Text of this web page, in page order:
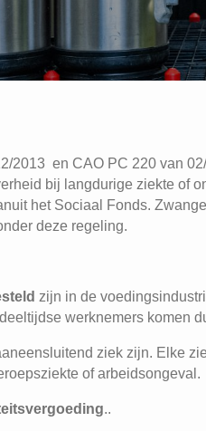
2013 en CAO PC 220 van
bij langdurige ziekte of
het Sociaal Fonds.
deze regeling.
zijn in de
werknemers komen
ziek zijn. Elke
of arbeidsongeval.
..